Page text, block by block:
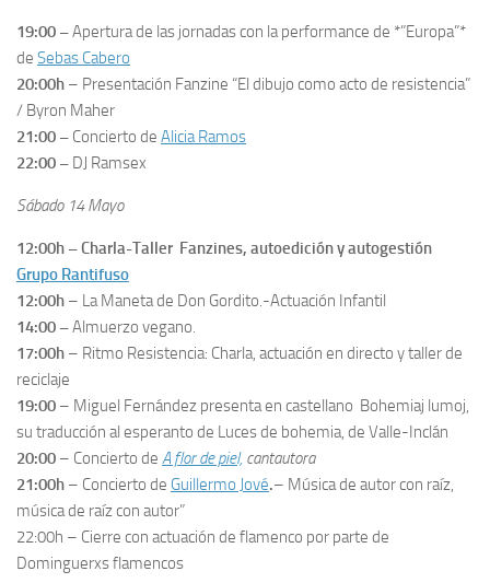
19:00 –Apertura de las jornadas con la performance de *”Europa”*
de Sebas Cabero
20:00h – Presentación Fanzine “El dibujo como acto de resistencia”
/ Byron Maher
21:00 – Concierto de Alicia Ramos
22:00 – DJ Ramsex
Sábado 14 Mayo
12:00h – Charla-Taller Fanzines, autoedición y autogestión
Grupo Rantifuso
12:00h – La Maneta de Don Gordito.-Actuación Infantil
14:00 –Almuerzo vegano.
17:00h – Ritmo Resistencia: Charla, actuación en directo y taller de
reciclaje
19:00 – Miguel Fernández presenta en castellano Bohemiaj lumoj,
su traducción al esperanto de Luces de bohemia, de Valle-Inclán
20:00 – Concierto de A flor de piel, cantautora
21:00h – Concierto de Guillermo Jové.– Música de autor con raíz,
música de raíz con autor”
22:00h – Cierre con actuación de flamenco por parte de
Dominguerxs flamencos